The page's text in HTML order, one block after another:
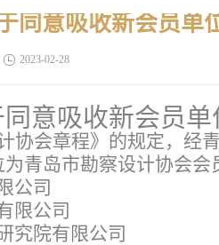
同意吸收新会员单
2023-02-28
同意吸收新会员单
协会章程》的规定，经
青岛市勘察设计协会会
公司
限公司
究院有限公司